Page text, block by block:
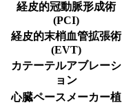
経皮的冠動脈形成術
(PCI)
経皮的末梢血管拡張術
(EVT)
カテーテルアブレーシ
ョン
心臓ペースメーカー植